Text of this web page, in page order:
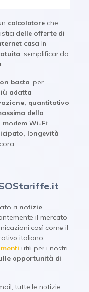
calcolatore che
delle offerte di
casa in
, semplificando
basta: per
adatta
quantitativo
della
modem Wi-Fi;
longevità
a notizie
il mercato
così come il
italiano
utili per i nostri
opportunità di
tutte le notizie